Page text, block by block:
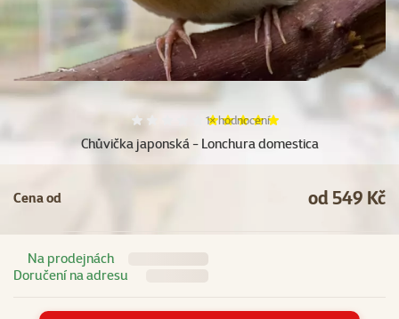
Chůvička japonská - Lonchura domestica
Hodnocení 100%, počet hodnocení:
1×hodnocení
Cena od od 549 Kč
Na prodejnách
Doručení na adresu